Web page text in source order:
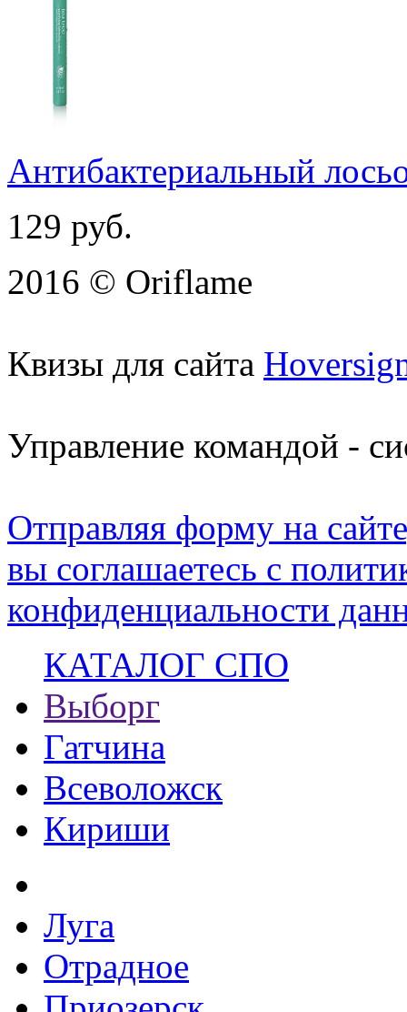
Антибактериальный
129 руб.
2016 © Oriflame
Квизы для сайта
Управление командой -
Отправляя форму на
вы соглашаетесь с
конфиденциальности
КАТАЛОГ СПО
Выборг
Гатчина
Всеволожск
Кириши
Луга
Отрадное